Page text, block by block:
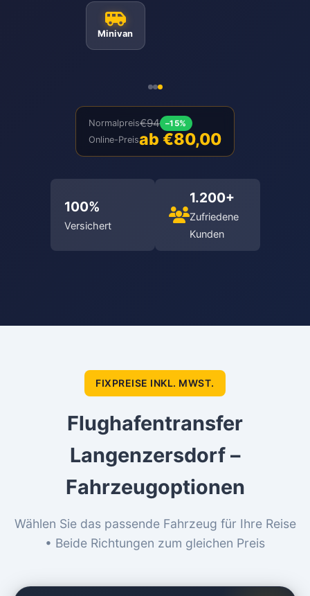
Minivan
Normalpreis€94 –15%
Online-Preisab €80,00
100%
Versichert
1.200+
Zufriedene
Kunden
FIXPREISE INKL. MWST.
Flughafentransfer
Langenzersdorf –
Fahrzeugoptionen
Wählen Sie das passende Fahrzeug für Ihre Reise
• Beide Richtungen zum gleichen Preis